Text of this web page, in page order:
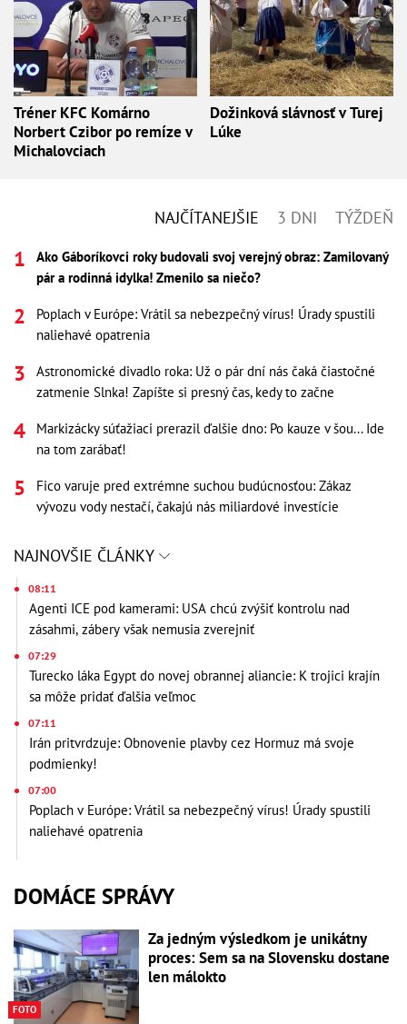
Tréner KFC Komárno
Norbert Czibor po remíze v
Michalovciach
Dožinková slávnosť v Turej
Lúke
NAJČÍTANEJŠIE 3 DNI TÝŽDEŇ
Ako Gáboríkovci roky budovali svoj verejný obraz: Zamilovaný
pár a rodinná idylka! Zmenilo sa niečo?
Poplach v Európe: Vrátil sa nebezpečný vírus! Úrady spustili
naliehavé opatrenia
Astronomické divadlo roka: Už o pár dní nás čaká čiastočné
zatmenie Slnka! Zapíšte si presný čas, kedy to začne
Markizácky súťažiaci prerazil ďalšie dno: Po kauze v šou... Ide
na tom zarábať!
Fico varuje pred extrémne suchou budúcnosťou: Zákaz
vývozu vody nestačí, čakajú nás miliardové investície
NAJNOVŠIE ČLÁNKY
08:11
Agenti ICE pod kamerami: USA chcú zvýšiť kontrolu nad
zásahmi, zábery však nemusia zverejniť
07:29
Turecko láka Egypt do novej obrannej aliancie: K trojici krajín
sa môže pridať ďalšia veľmoc
07:11
Irán pritvrdzuje: Obnovenie plavby cez Hormuz má svoje
podmienky!
07:00
Poplach v Európe: Vrátil sa nebezpečný vírus! Úrady spustili
naliehavé opatrenia
DOMÁCE SPRÁVY
FOTO
Za jedným výsledkom je unikátny
proces: Sem sa na Slovensku dostane
len málokto